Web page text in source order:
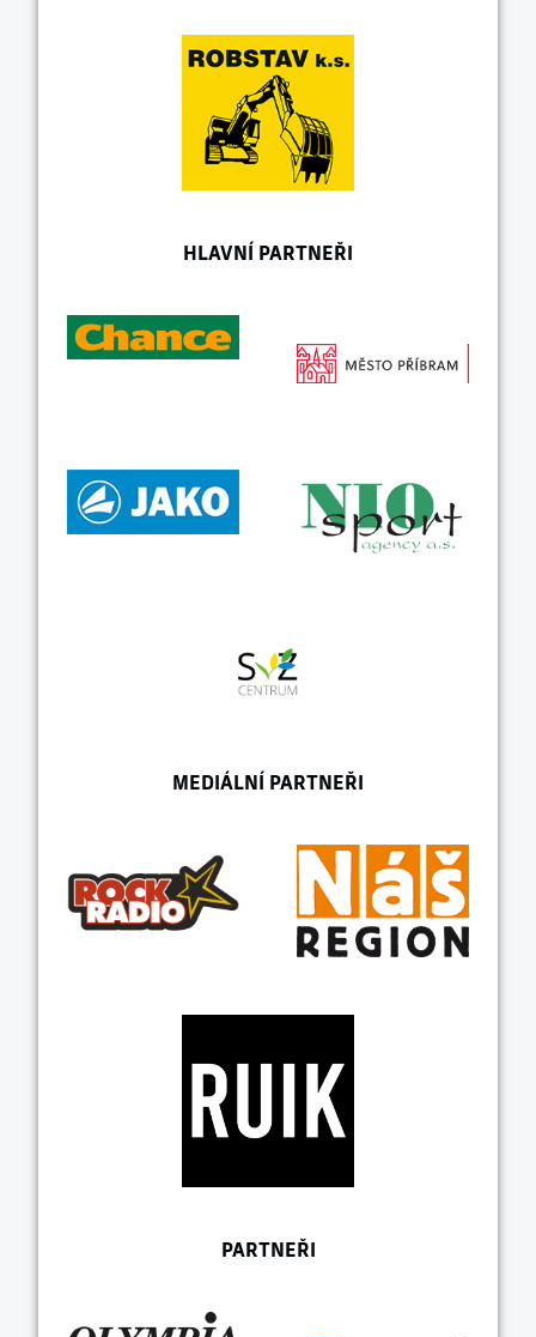
HLAVNÍ PARTNEŘI
MEDIÁLNÍ PARTNEŘI
PARTNEŘI